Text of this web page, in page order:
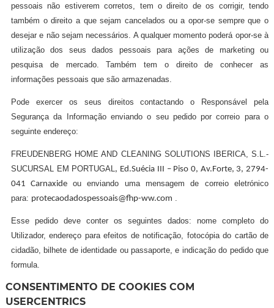
pessoais não estiverem corretos, tem o direito de os corrigir, tendo
também o direito a que sejam cancelados ou a opor-se sempre que o
desejar e não sejam necessários. A qualquer momento poderá opor-se à
utilização dos seus dados pessoais para ações de marketing ou
pesquisa de mercado. Também tem o direito de conhecer as
informações pessoais que são armazenadas.
Pode exercer os seus direitos contactando o Responsável pela
Segurança da Informação enviando o seu pedido por correio para o
seguinte endereço:
FREUDENBERG HOME AND CLEANING SOLUTIONS IBERICA, S.L.-
SUCURSAL EM PORTUGAL , Ed.Suécia III – Piso 0, Av.Forte, 3, 2794-
041 Carnaxide ou enviando uma mensagem de correio eletrónico
para: protecaodadospessoais@fhp-ww.com
Esse pedido deve conter os seguintes dados: nome completo do
Utilizador, endereço para efeitos de notificação, fotocópia do cartão de
cidadão, bilhete de identidade ou passaporte, e indicação do pedido que
formula.
CONSENTIMENTO DE COOKIES COM
USERCENTRICS